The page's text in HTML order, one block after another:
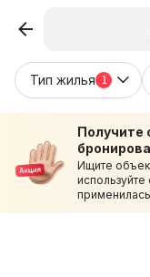
Тип жилья 1
Получите
Ищите